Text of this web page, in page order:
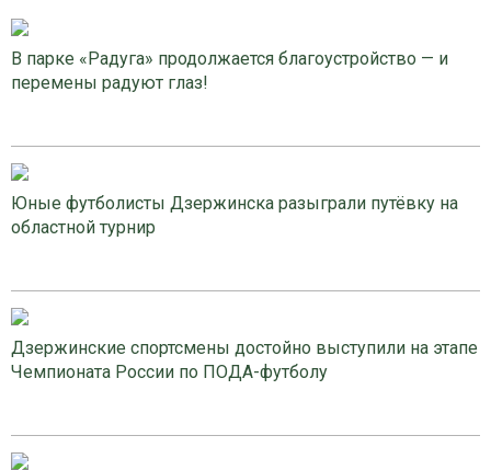
В парке «Радуга» продолжается благоустройство — и
перемены радуют глаз!
Юные футболисты Дзержинска разыграли путёвку на
областной турнир
Дзержинские спортсмены достойно выступили на этапе
Чемпионата России по ПОДА-футболу